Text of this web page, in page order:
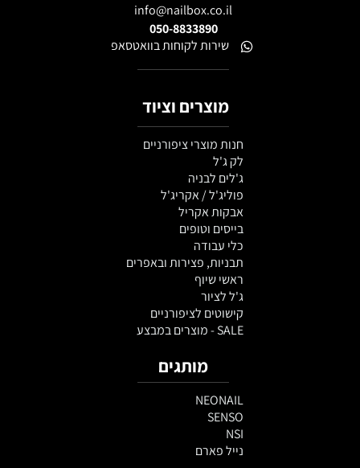
info@nailbox.co.il
050-8833890
שירות לקוחות בוואטסאפ
מוצרים וציוד
חנות מוצרי ציפורניים
לק ג'ל
ג'לים לבניה
פוליג'ל / אקריג'ל
אבקות אקריל
בייסים וטופים
כלי עבודה
תבניות, פצירות ובאפרים
ראשי שיוף
ג'ל לציור
קישוטים לציפורניים
SALE - מוצרים במבצע
מותגים
NEONAIL
SENSO
NSI
נייל פארם